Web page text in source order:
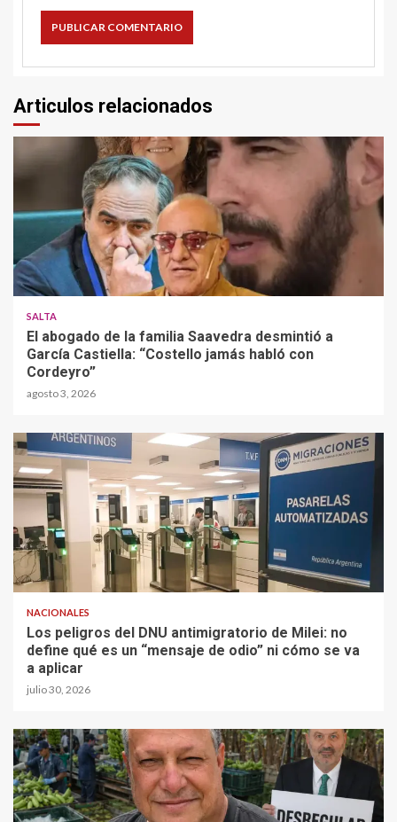
Articulos relacionados
SALTA
El abogado de la familia Saavedra desmintió a
García Castiella: “Costello jamás habló con
Cordeyro”
agosto 3, 2026
NACIONALES
Los peligros del DNU antimigratorio de Milei: no
define qué es un “mensaje de odio” ni cómo se va
a aplicar
julio 30, 2026